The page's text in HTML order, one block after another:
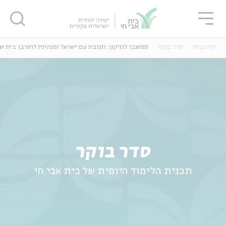
סדר בוקר
תכנית הלימוד היומית של בית אבי חי
דף הבית סדר בוקר ממשבר לתיקון: תגובת עם ישראל ומנהיגיו לחורבן בית
סגור